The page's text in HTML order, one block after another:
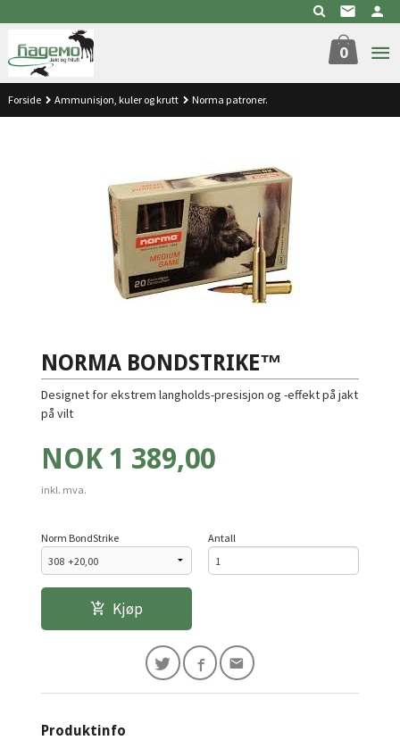
til
innholdet
0
Forside Ammunisjon, kuler og krutt Norma patroner.
NORMA BONDSTRIKE™
Designet for ekstrem langholds-presisjon og -effekt på jakt
på vilt
Pris
NOK 1 389,00
inkl. mva.
Norm BondStrike Antall
Kjøp
Produktinfo